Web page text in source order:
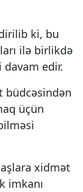
ki, bu
ilə birlikdə
edir.
büdcəsindən
üçün
xidmət
imkanı